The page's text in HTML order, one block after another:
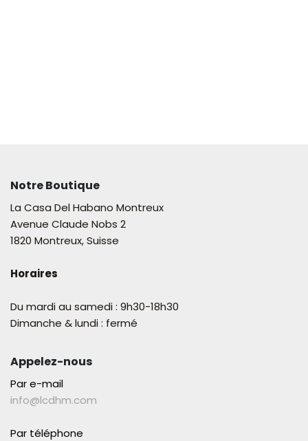
Notre Boutique
La Casa Del Habano Montreux
Avenue Claude Nobs 2
1820 Montreux, Suisse
Horaires
Du mardi au samedi : 9h30-18h30
Dimanche & lundi : fermé
Appelez-nous
Par e-mail
info@lcdhm.com
Par téléphone